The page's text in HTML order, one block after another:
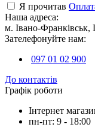
Я прочитав
Наша адреса:
м. Івано-Франківськ,
Зателефонуйте нам:
097 01 02 900
До контактів
Графік роботи
Інтернет
пн-пт: 9 - 18:00